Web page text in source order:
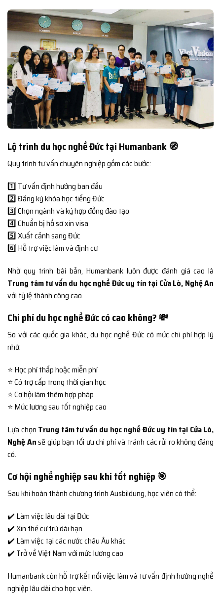
Lộ trình du học nghề Đức tại Humanbank 🧭
Quy trình tư vấn chuyên nghiệp gồm các bước:
1️⃣ Tư vấn định hướng ban đầu
2️⃣ Đăng ký khóa học tiếng Đức
3️⃣ Chọn ngành và ký hợp đồng đào tạo
4️⃣ Chuẩn bị hồ sơ xin visa
5️⃣ Xuất cảnh sang Đức
6️⃣ Hỗ trợ việc làm và định cư
Nhờ quy trình bài bản, Humanbank luôn được đánh giá cao là
Trung tâm tư vấn du học nghề Đức uy tín tại Cửa Lò, Nghệ An
với tỷ lệ thành công cao.
Chi phí du học nghề Đức có cao không? 💸
So với các quốc gia khác, du học nghề Đức có mức chi phí hợp lý
nhờ:
⭐ Học phí thấp hoặc miễn phí
⭐ Có trợ cấp trong thời gian học
⭐ Cơ hội làm thêm hợp pháp
⭐ Mức lương sau tốt nghiệp cao
Lựa chọn Trung tâm tư vấn du học nghề Đức uy tín tại Cửa Lò,
Nghệ Ansẽ giúp bạn tối ưu chi phí và tránh các rủi ro không đáng
có.
Cơ hội nghề nghiệp sau khi tốt nghiệp 🎯
Sau khi hoàn thành chương trình Ausbildung, học viên có thể:
✔️ Làm việc lâu dài tại Đức
✔️ Xin thẻ cư trú dài hạn
✔️ Làm việc tại các nước châu Âu khác
✔️ Trở về Việt Nam với mức lương cao
Humanbank còn hỗ trợ kết nối việc làm và tư vấn định hướng nghề
nghiệp lâu dài cho học viên.